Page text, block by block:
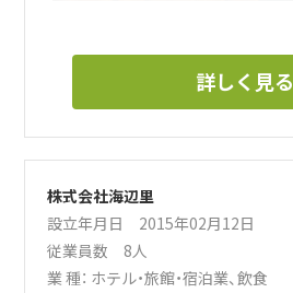
詳しく見る
株式会社海辺里
設立年月日 2015年02月12日
従業員数 8人
業 種： ホテル・旅館・宿泊業、飲食